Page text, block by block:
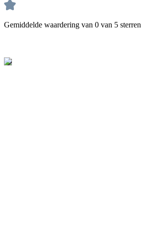
Gemiddelde waardering van 0 van 5 sterren